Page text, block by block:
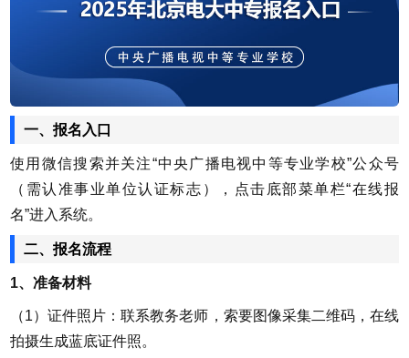
一、报名入口
使用微信搜索并关注“中央广播电视中等专业学校”公众号
（需认准事业单位认证标志），点击底部菜单栏“在线报
名”进入系统。
二、报名流程
1、准备材料
（1）证件照片：联系教务老师，索要图像采集二维码，在线
拍摄生成蓝底证件照。